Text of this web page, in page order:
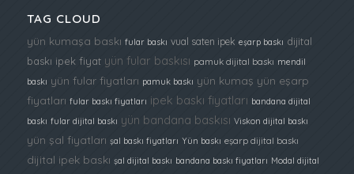
TAG CLOUD
yün kumaşa baskı fular baskı vual saten ipek eşarp baskı dijital
baskı ipek fiyat yün fular baskısı pamuk dijital baskı mendil
baskı yün fular fiyatları pamuk baskı yün kumaş yün eşarp
fiyatları fular baskı fiyatları ipek baskı fiyatları bandana dijital
baskı fular dijital baskı yün bandana baskısı Viskon dijital baskı
yün şal fiyatları şal baskı fiyatları Yün baskı eşarp dijital baskı
dijital ipek baskı şal dijital baskı bandana baskı fiyatları Modal dijital